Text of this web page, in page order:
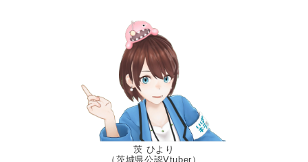
茨 ひより
（茨城県公認Vtuber）